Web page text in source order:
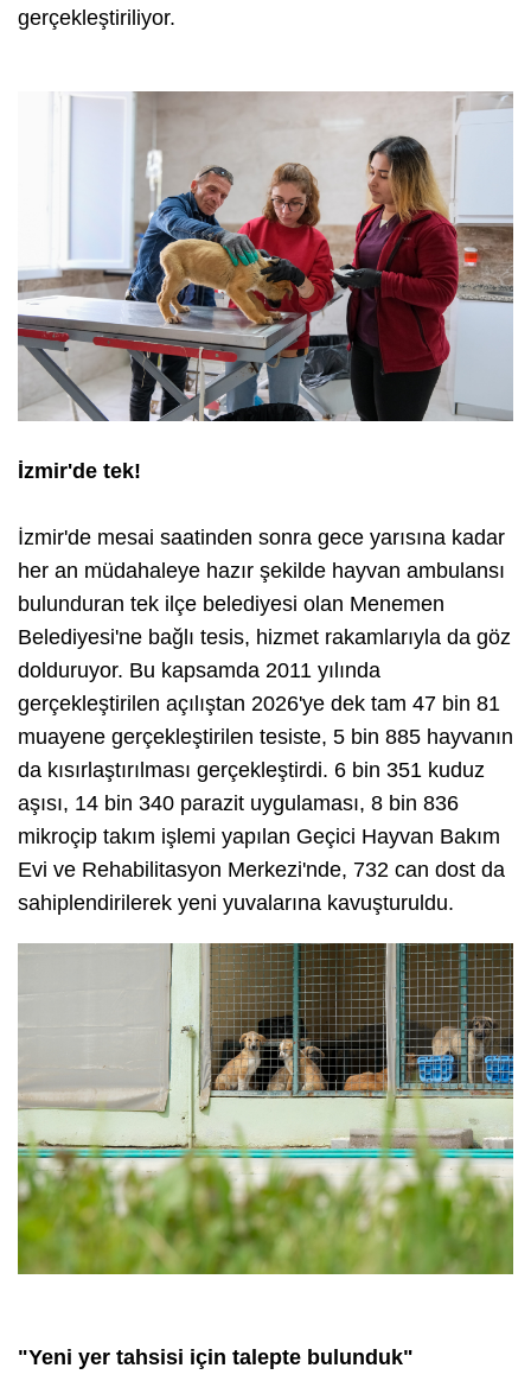
gerçekleştiriliyor.
İzmir'de tek!
İzmir'de mesai saatinden sonra gece yarısına kadar
her an müdahaleye hazır şekilde hayvan ambulansı
bulunduran tek ilçe belediyesi olan Menemen
Belediyesi'ne bağlı tesis, hizmet rakamlarıyla da göz
dolduruyor. Bu kapsamda 2011 yılında
gerçekleştirilen açılıştan 2026'ye dek tam 47 bin 81
muayene gerçekleştirilen tesiste, 5 bin 885 hayvanın
da kısırlaştırılması gerçekleştirdi. 6 bin 351 kuduz
aşısı, 14 bin 340 parazit uygulaması, 8 bin 836
mikroçip takım işlemi yapılan Geçici Hayvan Bakım
Evi ve Rehabilitasyon Merkezi'nde, 732 can dost da
sahiplendirilerek yeni yuvalarına kavuşturuldu.
"Yeni yer tahsisi için talepte bulunduk"